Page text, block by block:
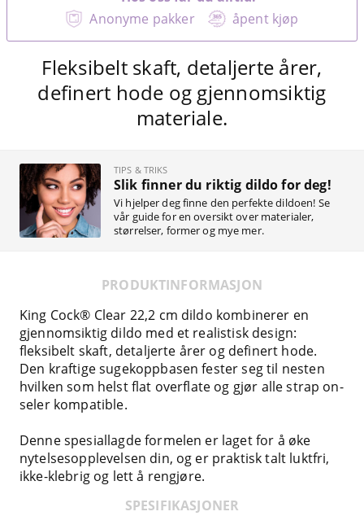
Anonyme pakker åpent kjøp
Fleksibelt skaft, detaljerte årer,
definert hode og gjennomsiktig
materiale.
TIPS & TRIKS
Slik finner du riktig dildo for deg!
Vi hjelper deg finne den perfekte dildoen! Se
vår guide for en oversikt over materialer,
størrelser, former og mye mer.
PRODUKTINFORMASJON
King Cock® Clear 22,2 cm dildo kombinerer en
gjennomsiktig dildo med et realistisk design:
fleksibelt skaft, detaljerte årer og definert hode.
Den kraftige sugekoppbasen fester seg til nesten
hvilken som helst flat overflate og gjør alle strap on-
seler kompatible.
Denne spesiallagde formelen er laget for å øke
nytelsesopplevelsen din, og er praktisk talt luktfri,
ikke-klebrig og lett å rengjøre.
SPESIFIKASJONER